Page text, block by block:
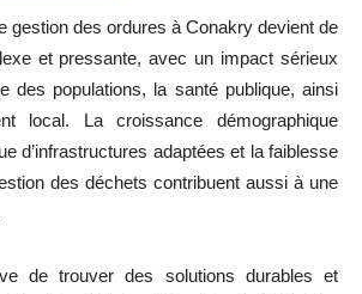
gestion des ordures à Conakry devient de
et pressante, avec un impact sérieux
des populations, la santé publique, ainsi
local. La croissance démographique
d’infrastructures adaptées et la faiblesse
des déchets contribuent aussi à une
de trouver des solutions durables et